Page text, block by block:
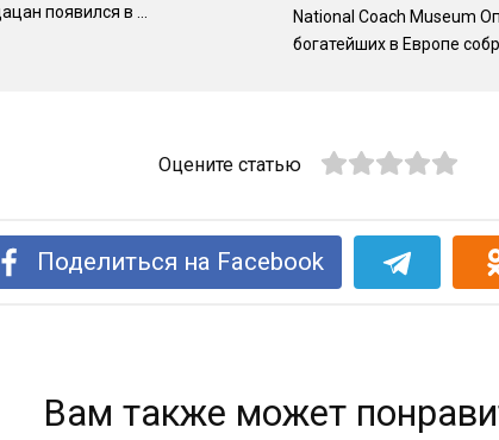
появился в ...
National Coach Museum
богатейших в Европе
Оцените статью
Поделиться на Facebook
Вам также может